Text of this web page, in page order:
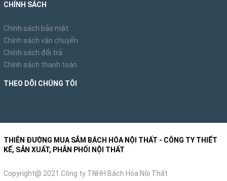
CHÍNH SÁCH
Chính sách bảo mật
Chính sách vận chuyển
Chính sách đổi trả
Chính sách thanh toán
THEO DÕI CHÚNG TÔI
THIÊN ĐƯỜNG MUA SẮM BÁCH HÓA NỘI THẤT - CÔNG TY THIẾT
KẾ, SẢN XUẤT, PHÂN PHỐI NỘI THẤT
Copyright@ 2021 Công ty TNHH Bách Hóa Nội Thất